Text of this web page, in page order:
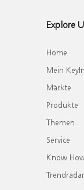
Explore
Home
Mein
Märkte
Produkte
Themen
Service
Know
Trendradar